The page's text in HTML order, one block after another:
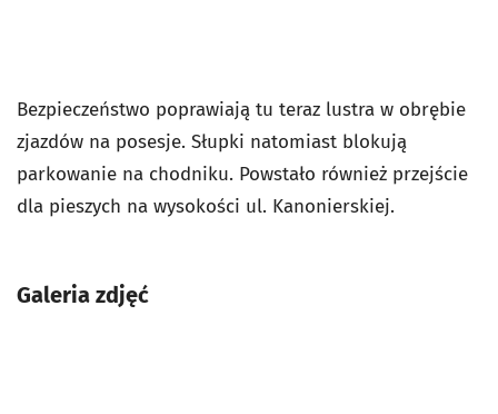
Bezpieczeństwo poprawiają tu teraz lustra w obrębie
zjazdów na posesje. Słupki natomiast blokują
parkowanie na chodniku. Powstało również przejście
dla pieszych na wysokości ul. Kanonierskiej.
Galeria zdjęć